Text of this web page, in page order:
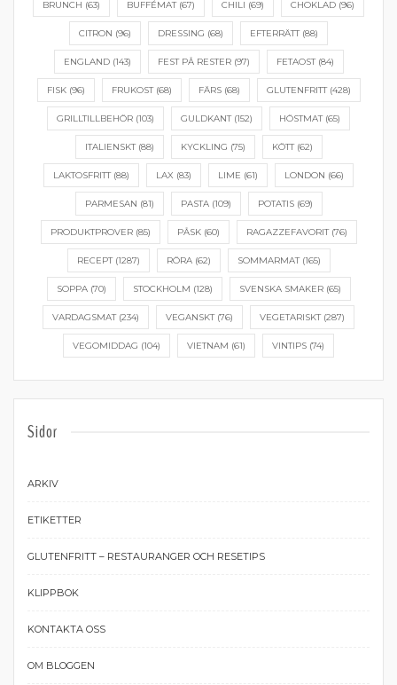
BRUNCH (63) BUFFÉMAT(67) CHILI (69) CHOKLAD (96)
CITRON (96) DRESSING (68) EFTERRÄTT(88)
ENGLAND(143) FEST PÅ RESTER(97) FETAOST(84)
FISK(96) FRUKOST(68) FÄRS(68) GLUTENFRITT(428)
GRILLTILLBEHÖR (103) GULDKANT(152) HÖSTMAT(65)
ITALIENSKT(88) KYCKLING (75) KÖTT(62)
LAKTOSFRITT(88) LAX (83) LIME (61) LONDON (66)
PARMESAN (81) PASTA(109) POTATIS(69)
PRODUKTPROVER(85) PÅSK(60) RAGAZZEFAVORIT(76)
RECEPT(1287) RÖRA(62) SOMMARMAT(165)
SOPPA(70) STOCKHOLM (128) SVENSKA SMAKER(65)
VARDAGSMAT(234) VEGANSKT(76) VEGETARISKT(287)
VEGOMIDDAG (104) VIETNAM (61) VINTIPS (74)
Sidor
ARKIV
ETIKETTER
GLUTENFRITT – RESTAURANGER OCH RESETIPS
KLIPPBOK
KONTAKTA OSS
OM BLOGGEN